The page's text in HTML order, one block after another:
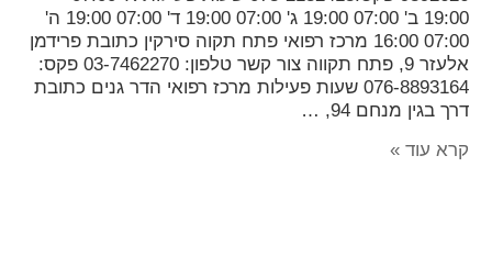
19:00 ב' 07:00 19:00 ג' 07:00 19:00 ד' 07:00 19:00 ה'
07:00 16:00 מרכז רפואי פתח תקוה סירקין כתובת פרידמן
אלעזר 9, פתח תקווה צור קשר טלפון: 03-7462270 פקס:
076-8893164 שעות פעילות מרכז רפואי הדר גנים כתובת
דרך בגין מנחם 94, …
קרא עוד »